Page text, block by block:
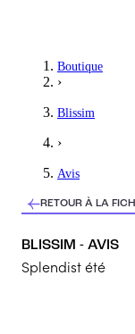
Geneviève
Splendide été
Produits
5/5
Boutique
›
Blissim
›
Avis
RETOUR À LA
BLISSIM - AVIS
Splendist été